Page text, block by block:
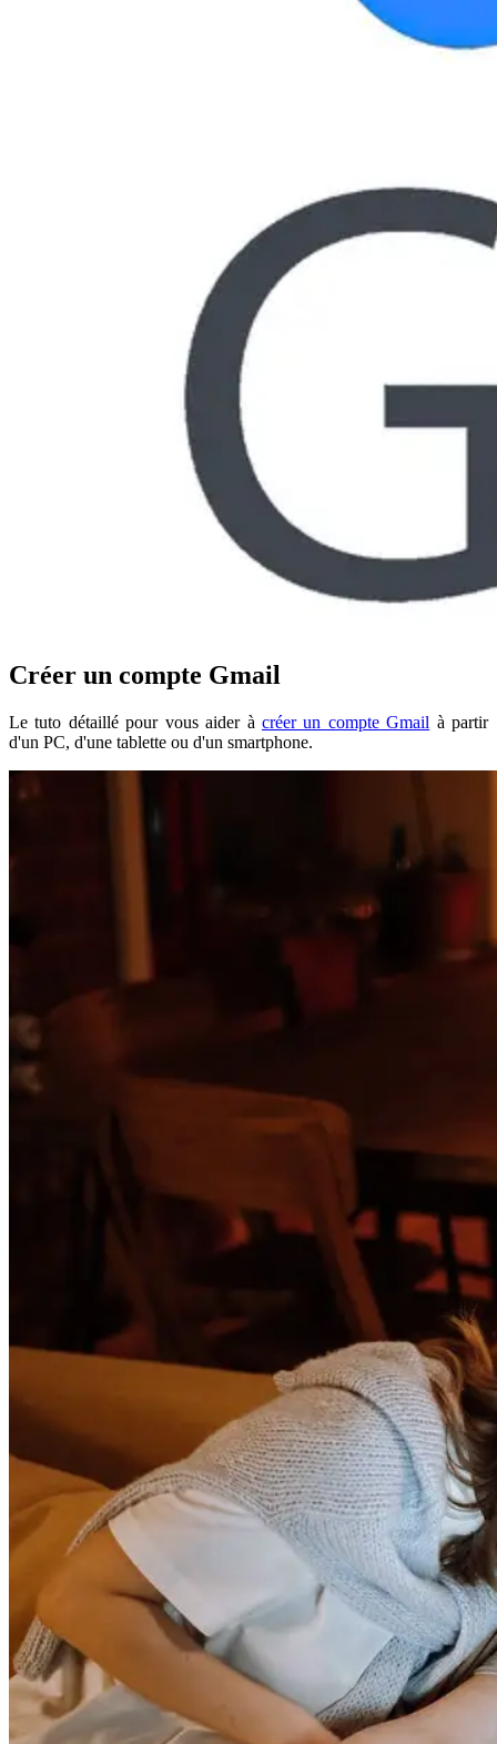
Créer un compte Gmail
Le tuto détaillé pour vous aider à créer un compte Gmail à partir
d'un PC, d'une tablette ou d'un smartphone.